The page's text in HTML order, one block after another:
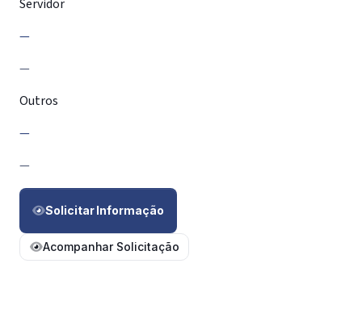
Servidor
—
—
Outros
—
—
Solicitar Informação
Acompanhar Solicitação